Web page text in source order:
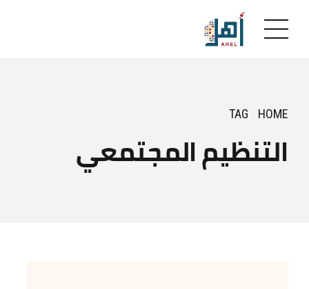
HOME
TAG
التنظيم المجتمعي